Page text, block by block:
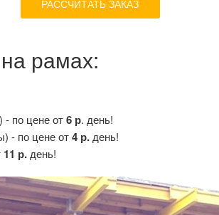
рамах:
- по цене от6 р. день!
- по цене от4 р. день!
11 р. день!